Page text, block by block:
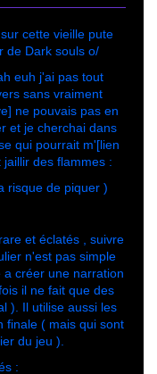
cette vieille pute
de Dark souls o/
euh j'ai pas tout
sans vraiment
ne pouvais pas en
et je cherchai dans
qui pourrait m'[lien
des flammes :
risque de piquer )
et éclatés , suivre
n'est pas simple
a créer une narration
il ne fait que des
). Il utilise aussi les
finale ( mais qui sont
du jeu ).
: